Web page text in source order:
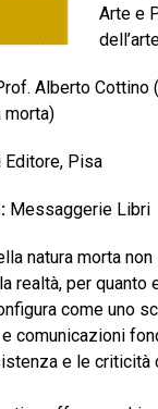
Arte e
Alberto Cottino
morta)
Pisa
Messaggerie Libri
natura morta
realtà, per quanto
come uno
comunicazioni
e le criticità